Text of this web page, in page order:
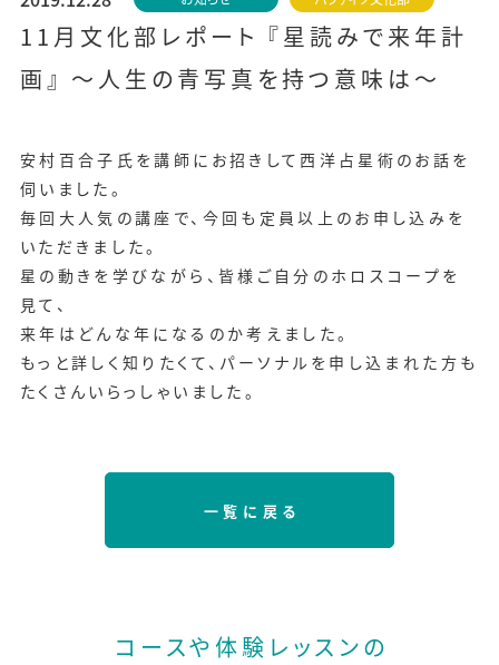
11月文化部レポート 『星読みで来年計
画』 〜人生の青写真を持つ意味は〜
安村百合子氏を講師にお招きして西洋占星術のお話を
伺いました。
毎回大人気の講座で、今回も定員以上のお申し込みを
いただきました。
星の動きを学びながら、皆様ご自分のホロスコープを
見て、
来年はどんな年になるのか考えました。
もっと詳しく知りたくて、パーソナルを申し込まれた方も
たくさんいらっしゃいました。
一覧に戻る
コースや体験レッスンの